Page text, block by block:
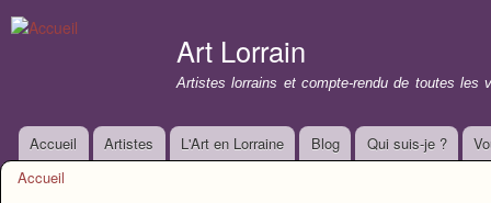
Art Lorrain
Artistes lorrains et compte-rendu de toutes les
Menu principal
Accueil Artistes L'Art en Lorraine Blog Qui suis-je ?
Accueil